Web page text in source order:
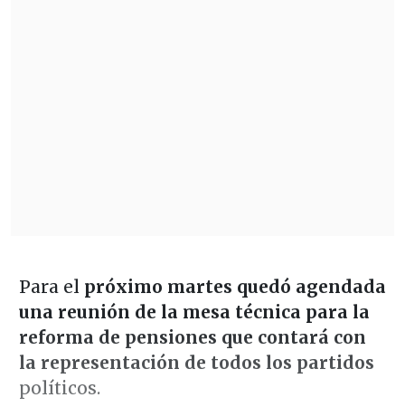
Para el próximo martes quedó agendada
una reunión de la mesa técnica para la
reforma de pensiones que contará con
la representación de todos los partidos
políticos.